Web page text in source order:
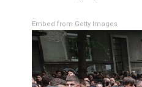
Embed from Getty Images